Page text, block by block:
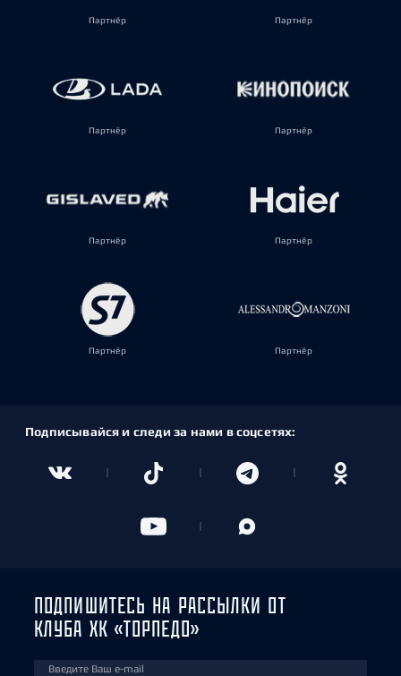
Партнёр Партнёр
Партнёр Партнёр
Партнёр Партнёр
Партнёр Партнёр
Подписывайся и следи за нами в соцсетях:
ПОДПИШИТЕСЬ НА РАССЫЛКИ ОТ
КЛУБА ХК «ТОРПЕДО»
Введите Ваш e-mail